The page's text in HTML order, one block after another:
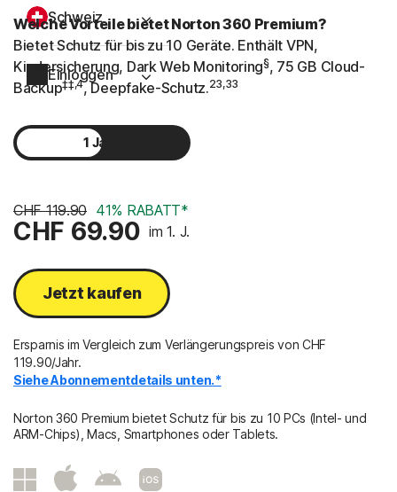
Schweiz
Einloggen
Welche Vorteile bietet Norton 360 Premium?
Bietet Schutz für bis zu 10 Geräte. Enthält VPN,
Kindersicherung, Dark Web Monitoring§, 75 GB Cloud-
Backup‡‡,4, Deepfake-Schutz.23,33
1 Jahr
CHF 119.90 41% RABATT*
CHF 69.90 im 1. J.
Jetzt kaufen
Ersparnis im Vergleich zum Verlängerungspreis von CHF
119.90/Jahr.
Siehe Abonnementdetails unten.*
Norton 360 Premium bietet Schutz für bis zu 10 PCs (Intel- und
ARM-Chips), Macs, Smartphones oder Tablets.